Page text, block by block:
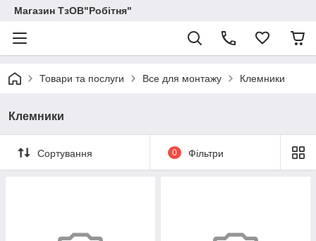
Магазин ТзОВ"Робітня"
Товари та послуги Все для монтажу Клемники
Клемники
Сортування 0 Фільтри